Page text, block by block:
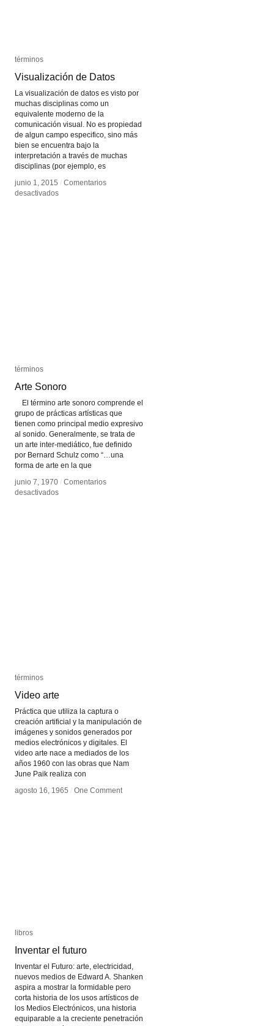
términos
Visualización de Datos
La visualización de datos es visto por
muchas disciplinas como un
equivalente moderno de la
comunicación visual. No es propiedad
de algun campo especifico, sino más
bien se encuentra bajo la
interpretación a través de muchas
disciplinas (por ejemplo, es
junio 1, 2015 / Comentarios
desactivadosen
términos
Visualización de Datos
junio 1, 2015 / Comentarios
desactivadosen
términos
Arte Sonoro
El término arte sonoro comprende el
grupo de prácticas artísticas que
tienen como principal medio expresivo
al sonido. Generalmente, se trata de
un arte inter-mediático, fue definido
por Bernard Schulz como “…una
forma de arte en la que
junio 7, 1970 / Comentarios
desactivadosen
términos
Arte Sonoro
junio 7, 1970 / Comentarios
desactivadosen
términos
Video arte
Práctica que utiliza la captura o
creación artificial y la manipulación de
imágenes y sonidos generados por
medios electrónicos y digitales. El
video arte nace a mediados de los
años 1960 con las obras que Nam
June Paik realiza con
agosto 16, 1965 / One Comment
términos
Video arte
agosto 16, 1965 / One Comment
libros
Inventar el futuro
Inventar el Futuro: arte, electricidad,
nuevos medios de Edward A. Shanken
aspira a mostrar la formidable pero
corta historia de los usos artísticos de
los Medios Electrónicos, una historia
equiparable a la creciente penetración
libros
Inventar el futuro